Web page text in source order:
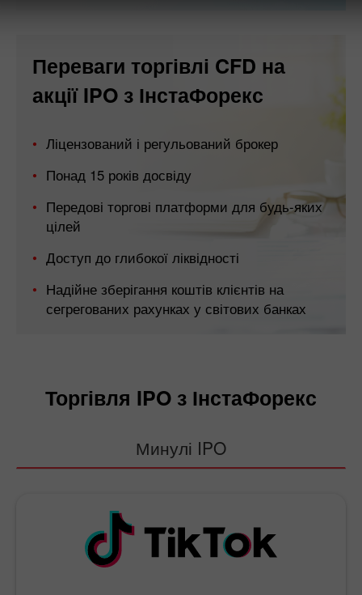
Переваги торгівлі CFD на
акції IPO з ІнстаФорекс
Ліцензований і регульований брокер
Понад 15 років досвіду
Передові торгові платформи для будь-яких
цілей
Доступ до глибокої ліквідності
Надійне зберігання коштів клієнтів на
сегрегованих рахунках у світових банках
Торгівля IPO з ІнстаФорекс
Минулі IPO